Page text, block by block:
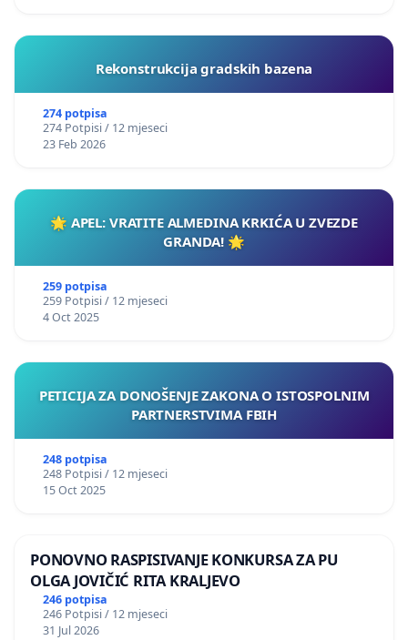
Rekonstrukcija gradskih bazena
274 potpisa
274 Potpisi / 12 mjeseci
23 Feb 2026
🌟 APEL: VRATITE ALMEDINA KRKIĆA U ZVEZDE
GRANDA! 🌟
259 potpisa
259 Potpisi / 12 mjeseci
4 Oct 2025
PETICIJA ZA DONOŠENJE ZAKONA O ISTOSPOLNIM
PARTNERSTVIMA FBIH
248 potpisa
248 Potpisi / 12 mjeseci
15 Oct 2025
PONOVNO RASPISIVANJE KONKURSA ZA PU
OLGA JOVIČIĆ RITA KRALJEVO
246 potpisa
246 Potpisi / 12 mjeseci
31 Jul 2026